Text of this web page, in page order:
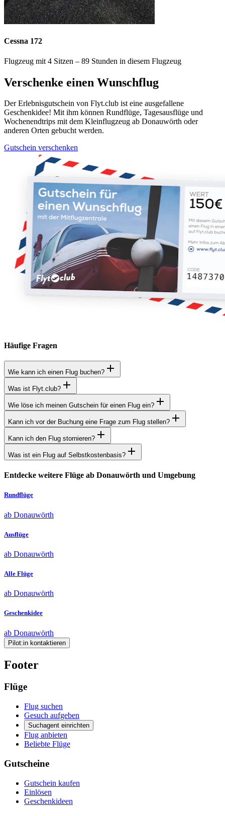
Cessna 172
Flugzeug mit 4 Sitzen – 89 Stunden in diesem Flugzeug
Verschenke einen Wunschflug
Der Erlebnisgutschein von Flyt.club ist eine ausgefallene
Geschenkidee! Mit ihm können Rundflüge, Tagesausflüge und
Wochenendtrips mit dem Kleinflugzeug ab Donauwörth oder
anderen Orten gebucht werden.
Gutschein verschenken
Häufige Fragen
Wie kann ich einen Flug buchen?
Was ist Flyt.club?
Wie löse ich meinen Gutschein für einen Flug ein?
Kann ich vor der Buchung eine Frage zum Flug stellen?
Kann ich den Flug stornieren?
Was ist ein Flug auf Selbstkostenbasis?
Entdecke weitere Flüge ab Donauwörth und Umgebung
Rundflüge
ab Donauwörth
Ausflüge
ab Donauwörth
Alle Flüge
ab Donauwörth
Geschenkidee
ab Donauwörth
Pilot:in kontaktieren
Footer
Flüge
Flug suchen
Gesuch aufgeben
Suchagent einrichten
Flug anbieten
Beliebte Flüge
Gutscheine
Gutschein kaufen
Einlösen
Geschenkideen